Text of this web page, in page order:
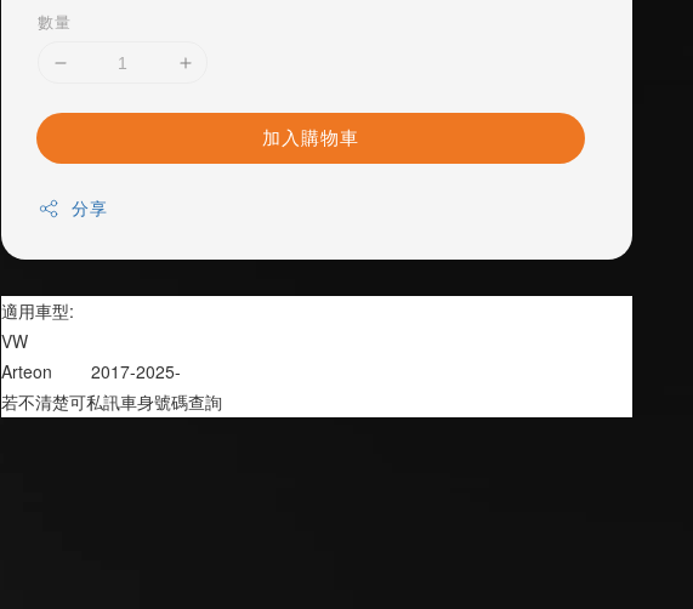
數量
加入購物車
分享
適用車型:
VW
Arteon        2017-2025-
若不清楚可私訊車身號碼查詢